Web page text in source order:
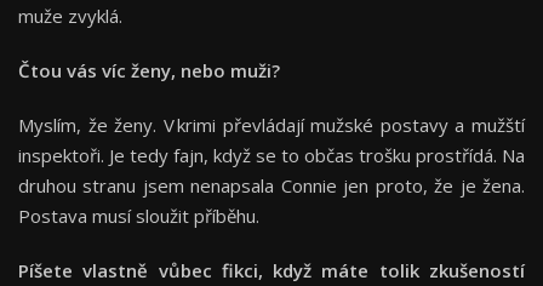
muže zvyklá.
Čtou vás víc ženy, nebo muži?
Myslím, že ženy. V krimi převládají mužské postavy a mužští
inspektoři. Je tedy fajn, když se to občas trošku prostřídá. Na
druhou stranu jsem nenapsala Connie jen proto, že je žena.
Postava musí sloužit příběhu.
Píšete vlastně vůbec fikci, když máte tolik zkušeností